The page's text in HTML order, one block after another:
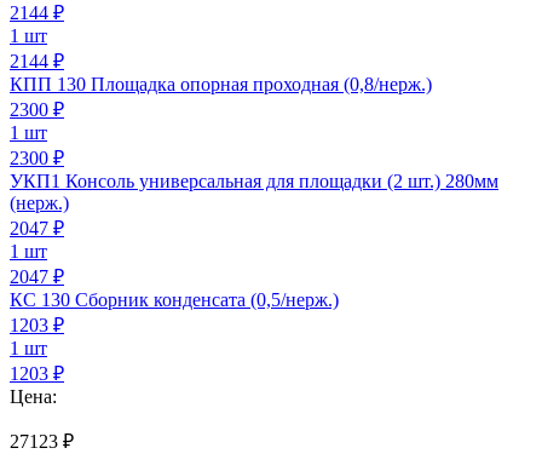
2144 ₽
1 шт
2144 ₽
КПП 130 Площадка опорная проходная (0,8/нерж.)
2300 ₽
1 шт
2300 ₽
УКП1 Консоль универсальная для площадки (2 шт.) 280мм
(нерж.)
2047 ₽
1 шт
2047 ₽
КС 130 Сборник конденсата (0,5/нерж.)
1203 ₽
1 шт
1203 ₽
Цена:
27123 ₽